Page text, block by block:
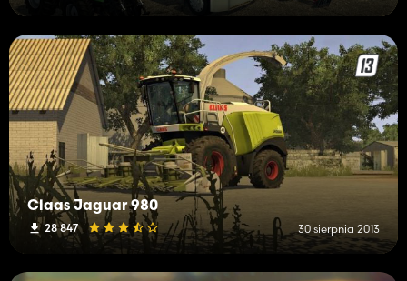
Claas Jaguar 980
28 847 30 sierpnia 2013